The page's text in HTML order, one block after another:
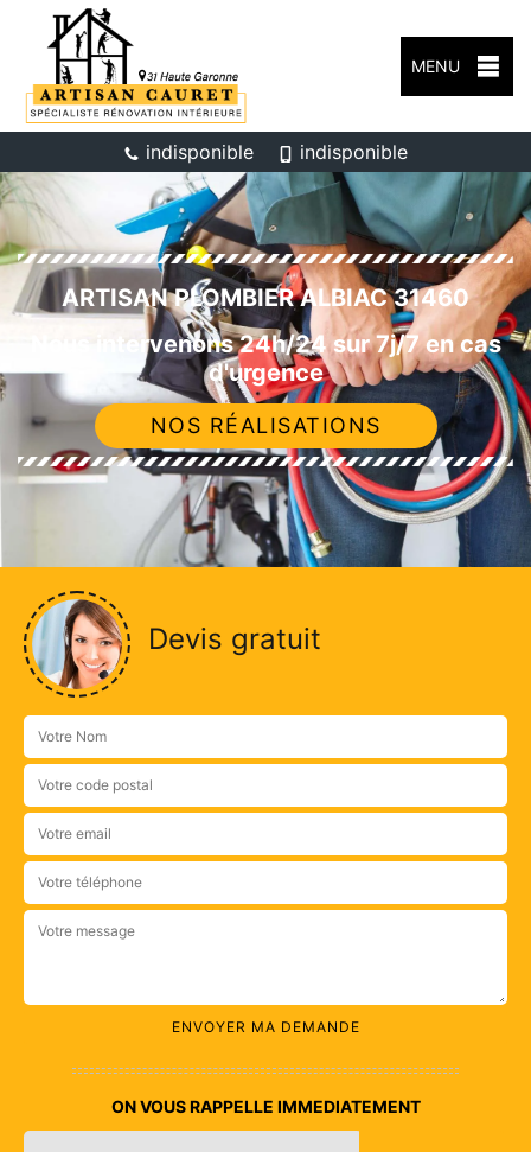
MENU
indisponible indisponible
ARTISAN PLOMBIER ALBIAC 31460
Nous intervenons 24h/24 sur 7j/7 en cas
d'urgence
NOS RÉALISATIONS
Devis gratuit
ON VOUS RAPPELLE IMMEDIATEMENT